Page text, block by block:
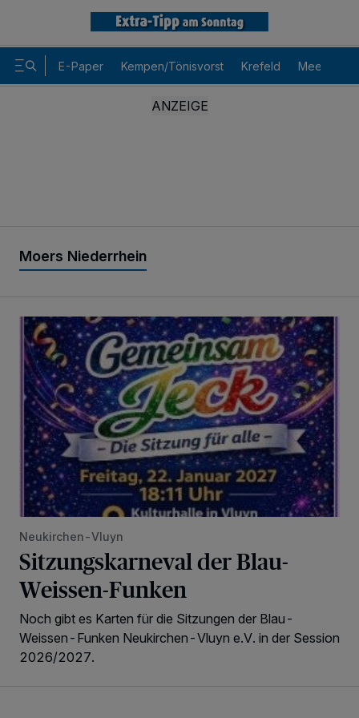
E-Paper Kempen/Tönisvorst Krefeld Meerbusch
Moers Niederrhein
Sitzungskarneval der Blau-Weissen-Funken
Neukirchen-Vluyn
Sitzungskarneval der Blau-
Weissen-Funken
Noch gibt es Karten für die Sitzungen der Blau-
Weissen-Funken Neukirchen-Vluyn e.V. in der Session
2026/2027.